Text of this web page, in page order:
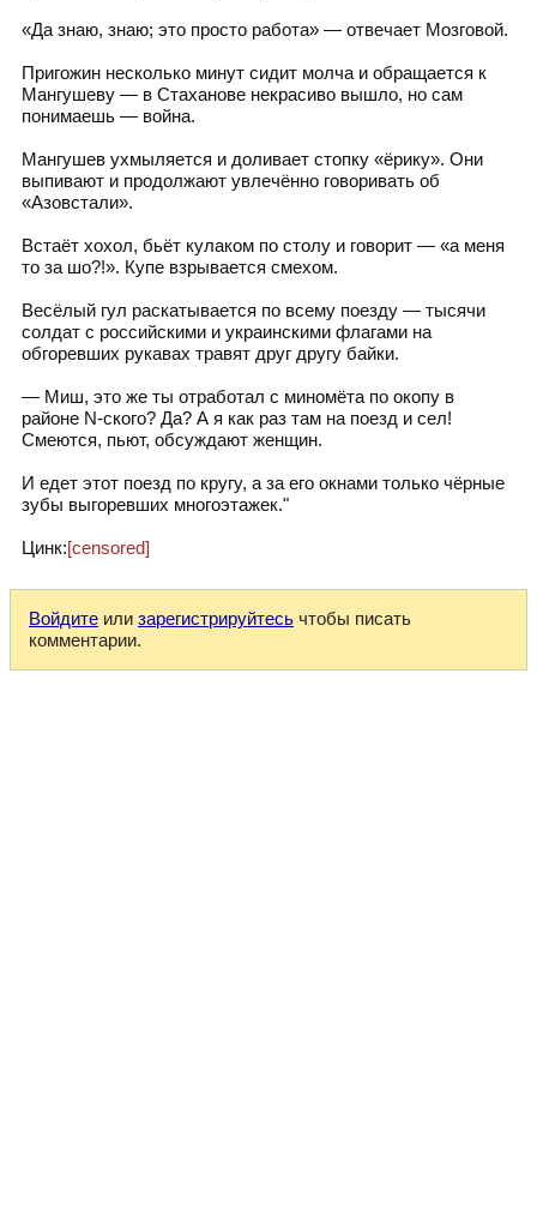
«Да знаю, знаю; это просто работа» — отвечает Мозговой.
Пригожин несколько минут сидит молча и обращается к
Мангушеву — в Стаханове некрасиво вышло, но сам
понимаешь — война.
Мангушев ухмыляется и доливает стопку «ёрику». Они
выпивают и продолжают увлечённо говоривать об
«Азовстали».
Встаёт хохол, бьёт кулаком по столу и говорит — «а меня
то за шо?!». Купе взрывается смехом.
Весёлый гул раскатывается по всему поезду — тысячи
солдат с российскими и украинскими флагами на
обгоревших рукавах травят друг другу байки.
— Миш, это же ты отработал с миномёта по окопу в
районе N-ского? Да? А я как раз там на поезд и сел!
Смеются, пьют, обсуждают женщин.
И едет этот поезд по кругу, а за его окнами только чёрные
зубы выгоревших многоэтажек."
Цинк:[censored]
Войдите или зарегистрируйтесь чтобы писать
комментарии.